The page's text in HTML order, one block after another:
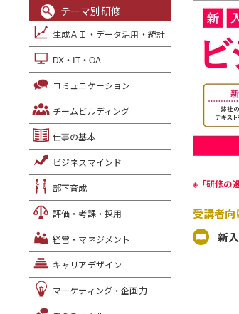
※「研修の
受講者向
新
テーマ別研修
生成ＡＩ・データ活用・統計
DX・IT・OA
コミュニケーション
チームビルディング
仕事の基本
ビジネスマインド
部下育成
評価・考課・採用
経営・マネジメント
キャリアデザイン
マーケティング・企画力